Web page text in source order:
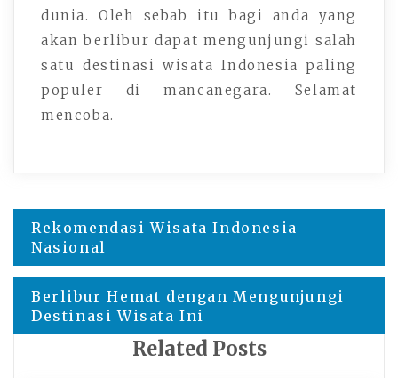
dunia. Oleh sebab itu bagi anda yang
akan berlibur dapat mengunjungi salah
satu destinasi wisata Indonesia paling
populer di mancanegara. Selamat
mencoba.
Navigasi
pos
Rekomendasi Wisata Indonesia
Nasional
Berlibur Hemat dengan Mengunjungi
Destinasi Wisata Ini
Related Posts